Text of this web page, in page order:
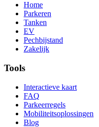
Home
Parkeren
Tanken
EV
Pechbijstand
Zakelijk
Tools
Interactieve kaart
FAQ
Parkeerregels
Mobiliteitsoplossingen
Blog